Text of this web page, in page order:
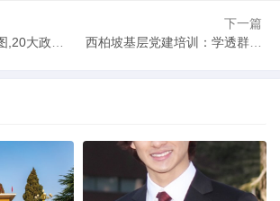
塑中国乡村未来
下一篇
西柏坡基层党建培训：学透群众服务务实方法